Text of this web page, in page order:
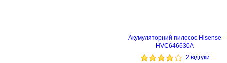
Акумуляторний пилосос Hisense
HVC646630A
2 відгуки